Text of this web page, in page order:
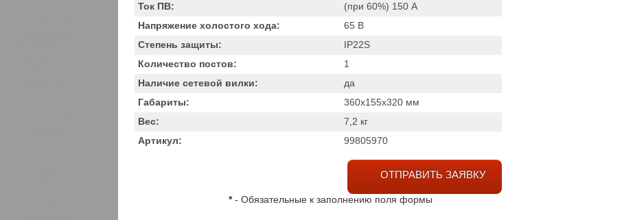
Ток ПВ: (при 60%) 150 А
Напряжение холостого хода:
65 В
Степень защиты:
IP22S
Количество постов:
1
Наличие сетевой вилки:
да
Габариты:
360x155x320 мм
Вес:
7,2 кг
Артикул:
99805970
ОТПРАВИТЬ ЗАЯВКУ
*- Обязательные к заполнению поля формы